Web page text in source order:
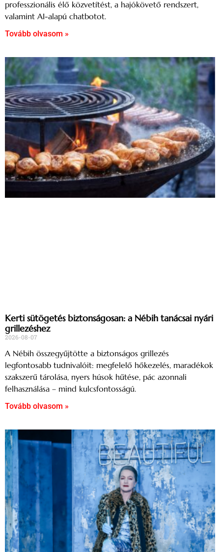
professzionális élő közvetítést, a hajókövető rendszert,
valamint AI-alapú chatbotot.
Tovább olvasom »
Kerti sütögetés biztonságosan: a Nébih tanácsai nyári
grillezéshez
2026-08-07
A Nébih összegyűjtötte a biztonságos grillezés
legfontosabb tudnivalóit: megfelelő hőkezelés, maradékok
szakszerű tárolása, nyers húsok hűtése, pác azonnali
felhasználása – mind kulcsfontosságú.
Tovább olvasom »